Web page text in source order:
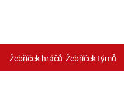
Žebříček hráčů Žebříček týmů